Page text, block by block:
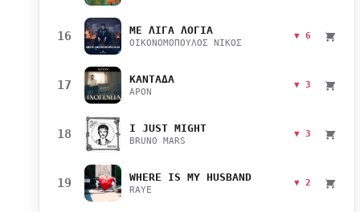
16 ΜΕ ΛΙΓΑ ΛΟΓΙΑ
ΟΙΚΟΝΟΜΟΠΟΥΛΟΣ ΝΙΚΟΣ
▼ 6
17 ΚΑΝΤΑΔΑ
APON
▼ 3
18 I JUST MIGHT
BRUNO MARS
▼ 3
19 WHERE IS MY HUSBAND
RAYE
▼ 2